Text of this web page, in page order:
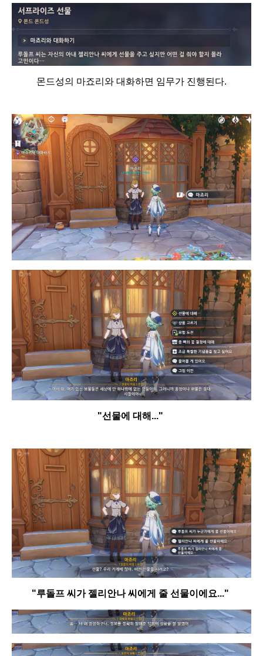
몬드성의 마죠리와 대화하면 임무가 진행된다.
"선물에 대해..."
"루돌프 씨가 젤리안나 씨에게 줄 선물이에요..."